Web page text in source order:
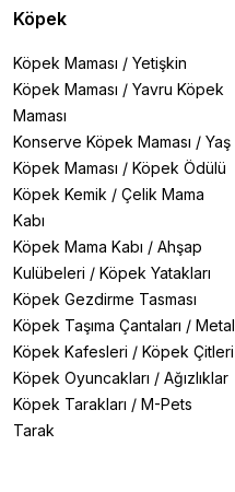
Köpek
Köpek Maması / Yetişkin
Köpek Maması / Yavru Köpek
Maması
Konserve Köpek Maması / Yaş
Köpek Maması / Köpek Ödülü
Köpek Kemik / Çelik Mama
Kabı
Köpek Mama Kabı / Ahşap
Kulübeleri / Köpek Yatakları
Köpek Gezdirme Tasması
Köpek Taşıma Çantaları / Metal
Köpek Kafesleri / Köpek Çitleri
Köpek Oyuncakları / Ağızlıklar
Köpek Tarakları / M-Pets
Tarak